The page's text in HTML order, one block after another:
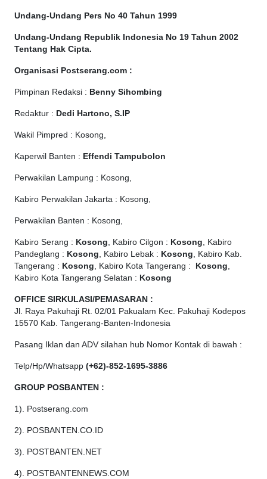
Undang-Undang Pers No 40 Tahun 1999
Undang-Undang Republik Indonesia No 19 Tahun 2002
Tentang Hak Cipta.
Organisasi Postserang.com :
Pimpinan Redaksi : Benny Sihombing
Redaktur : Dedi Hartono, S.IP
Wakil Pimpred : Kosong,
Kaperwil Banten : Effendi Tampubolon
Perwakilan Lampung : Kosong,
Kabiro Perwakilan Jakarta : Kosong,
Perwakilan Banten : Kosong,
Kabiro Serang : Kosong, Kabiro Cilgon : Kosong, Kabiro
Pandeglang : Kosong, Kabiro Lebak : Kosong, Kabiro Kab.
Tangerang : Kosong, Kabiro Kota Tangerang : Kosong,
Kabiro Kota Tangerang Selatan : Kosong
OFFICE SIRKULASI/PEMASARAN :
Jl. Raya Pakuhaji Rt. 02/01 Pakualam Kec. Pakuhaji Kodepos
15570 Kab. Tangerang-Banten-Indonesia
Pasang Iklan dan ADV silahan hub Nomor Kontak di bawah :
Telp/Hp/Whatsapp (+62)-852-1695-3886
GROUP POSBANTEN :
1). Postserang.com
2). POSBANTEN.CO.ID
3). POSTBANTEN.NET
4). POSTBANTENNEWS.COM